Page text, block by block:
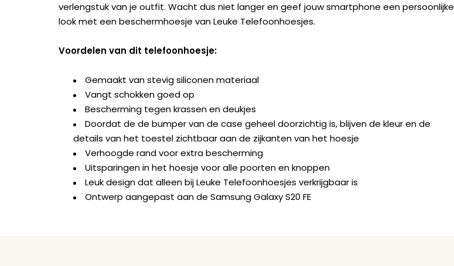
verlengstuk van je outfit. Wacht dus niet langer en geef jouw smartphone een persoonlijke
look met een beschermhoesje van Leuke Telefoonhoesjes.
Voordelen van dit telefoonhoesje:
Gemaakt van stevig siliconen materiaal
Vangt schokken goed op
Bescherming tegen krassen en deukjes
Doordat de de bumper van de case geheel doorzichtig is, blijven de kleur en de
details van het toestel zichtbaar aan de zijkanten van het hoesje
Verhoogde rand voor extra bescherming
Uitsparingen in het hoesje voor alle poorten en knoppen
Leuk design dat alleen bij Leuke Telefoonhoesjes verkrijgbaar is
Ontwerp aangepast aan de Samsung Galaxy S20 FE